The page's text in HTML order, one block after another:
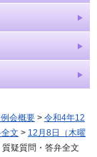
会概要 > 令和4年12
文 > 12月8日（木曜
疑質問・答弁全文